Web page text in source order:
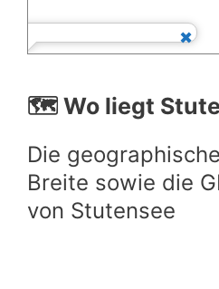
🗺️ Wo liegt
Die
Breite sowie die
von Stutensee